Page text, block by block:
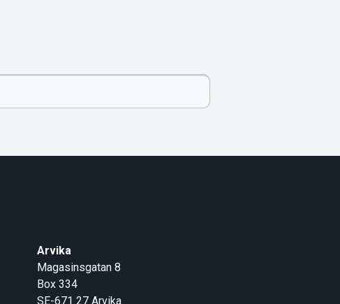
Arvika
Magasinsgatan 8
Box 334
SE-671 27 Arvika